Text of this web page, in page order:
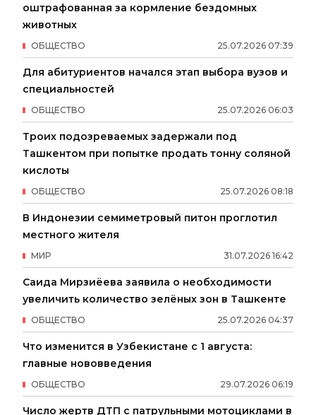
оштрафованная за кормление бездомных
животных
25.07.2026 07:39
ОБЩЕСТВО
Для абитуриентов начался этап выбора вузов и
специальностей
25.07.2026 06:03
ОБЩЕСТВО
Троих подозреваемых задержали под
Ташкентом при попытке продать тонну соляной
кислоты
25.07.2026 08:18
ОБЩЕСТВО
В Индонезии семиметровый питон проглотил
местного жителя
31.07.2026 16:42
МИР
Саида Мирзиёева заявила о необходимости
увеличить количество зелёных зон в Ташкенте
25.07.2026 04:37
ОБЩЕСТВО
Что изменится в Узбекистане с 1 августа:
главные нововведения
29.07.2026 06:19
ОБЩЕСТВО
Число жертв ДТП с патрульными мотоциклами в